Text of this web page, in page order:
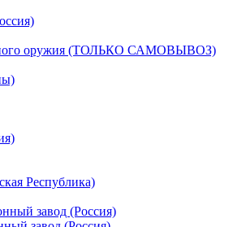
оружия (ТОЛЬКО САМОВЫВОЗ)
Республика)
завод (Россия)